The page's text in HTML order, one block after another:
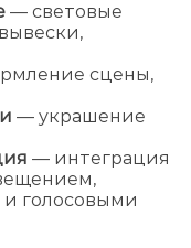
— световые
сцены,
— украшение
— интеграция
голосовыми